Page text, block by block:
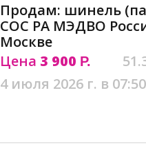
Продам: шинель
СОС РА МЭДВО
Москве
Цена 3 900 Р.
4 июля 2026 г. в 07:50